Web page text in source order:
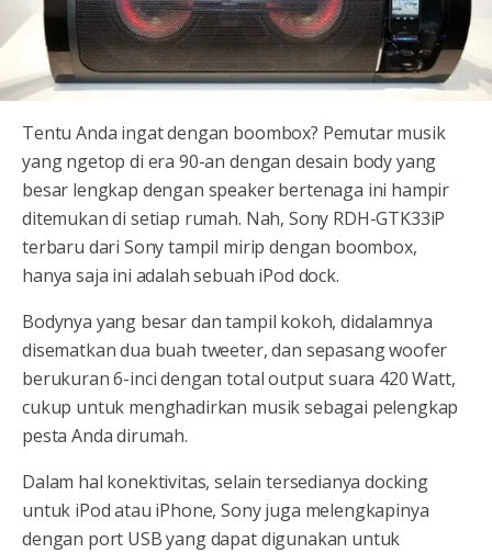
Tentu Anda ingat dengan boombox? Pemutar musik
yang ngetop di era 90-an dengan desain body yang
besar lengkap dengan speaker bertenaga ini hampir
ditemukan di setiap rumah. Nah, Sony RDH-GTK33iP
terbaru dari Sony tampil mirip dengan boombox,
hanya saja ini adalah sebuah iPod dock.
Bodynya yang besar dan tampil kokoh, didalamnya
disematkan dua buah tweeter, dan sepasang woofer
berukuran 6-inci dengan total output suara 420 Watt,
cukup untuk menghadirkan musik sebagai pelengkap
pesta Anda dirumah.
Dalam hal konektivitas, selain tersedianya docking
untuk iPod atau iPhone, Sony juga melengkapinya
dengan port USB yang dapat digunakan untuk